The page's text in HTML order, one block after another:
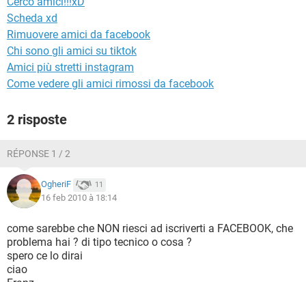
TIKTOK
Scheda xd
Rimuovere amici da facebook
Chi sono gli amici su tiktok
Amici più stretti instagram
Come vedere gli amici rimossi da facebook
2 risposte
RÉPONSE 1 / 2
OgheriF 11
16 feb 2010 à 18:14
come sarebbe che NON riesci ad iscriverti a FACEBOOK, che
problema hai ? di tipo tecnico o cosa ?
spero ce lo dirai
ciao